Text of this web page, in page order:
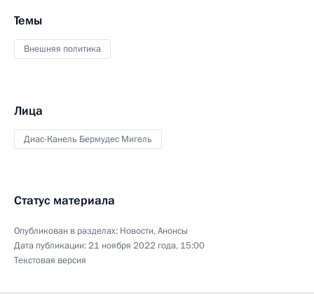
Темы
Внешняя политика
Лица
Диас-Канель Бермудес Мигель
Статус материала
Опубликован в разделах: Новости,Анонсы
Дата публикации:21 ноября 2022 года, 15:00
Текстовая версия